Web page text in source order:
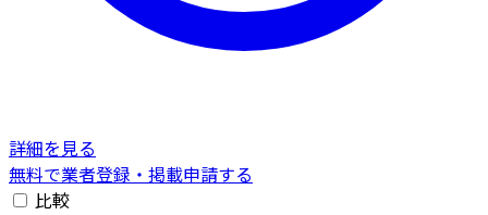
詳細を見る
無料で業者登録・掲載申請する
比較